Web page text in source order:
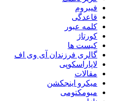
فیبروم
قاعدگی
کلمه عبور
کورتاژ
کیست ها
گالری فرزندان آی وی اف
لاپاراسکوپی
مقالات
میکرو اینجکشن
میومکتومی